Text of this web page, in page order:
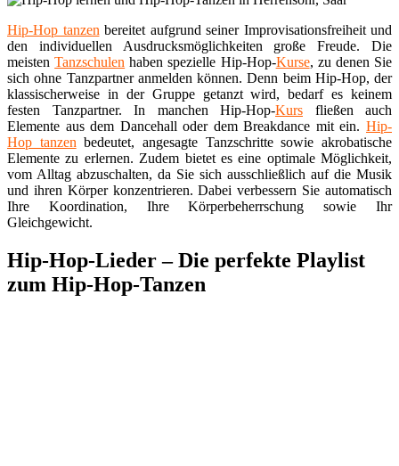
Hip-Hop tanzen bereitet aufgrund seiner Improvisationsfreiheit und
den individuellen Ausdrucksmöglichkeiten große Freude. Die
meistenTanzschulen haben spezielle Hip-Hop-Kurse, zu denen Sie
sich ohne Tanzpartner anmelden können. Denn beim Hip-Hop, der
klassischerweise in der Gruppe getanzt wird, bedarf es keinem
festen Tanzpartner. In manchen Hip-Hop-Kurs fließen auch
Elemente aus dem Dancehall oder dem Breakdance mit ein. Hip-
Hop tanzen bedeutet, angesagte Tanzschritte sowie akrobatische
Elemente zu erlernen. Zudem bietet es eine optimale Möglichkeit,
vom Alltag abzuschalten, da Sie sich ausschließlich auf die Musik
und ihren Körper konzentrieren. Dabei verbessern Sie automatisch
Ihre Koordination, Ihre Körperbeherrschung sowie Ihr
Gleichgewicht.
Hip-Hop-Lieder – Die perfekte Playlist
zum Hip-Hop-Tanzen